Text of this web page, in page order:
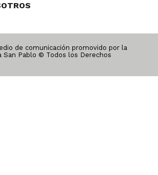
de comunicación promovido por la
San Pablo © Todos los Derechos